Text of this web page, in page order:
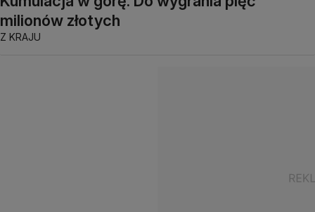
milionów złotych
Z KRAJU